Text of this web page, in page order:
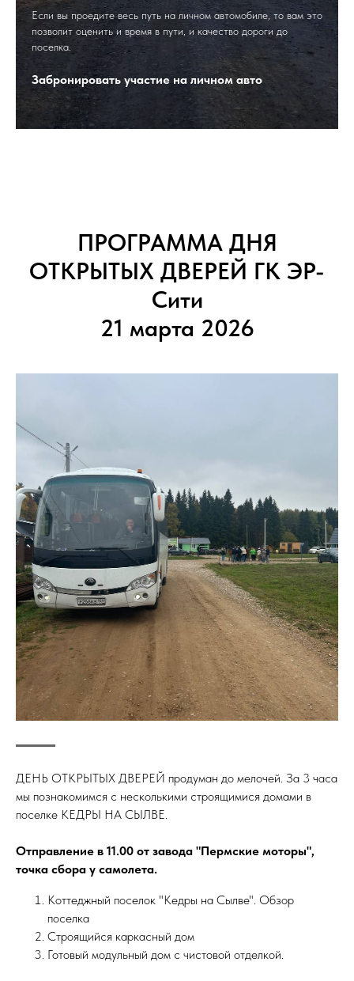
Если вы проедите весь путь на личном автомобиле, то вам это
позволит оценить и время в пути, и качество дороги до
поселка.
Забронировать участие на личном авто
ПРОГРАММА ДНЯ
ОТКРЫТЫХ ДВЕРЕЙ ГК ЭР-
Сити
21 марта 2026
ДЕНЬ ОТКРЫТЫХ ДВЕРЕЙ продуман до мелочей. За 3 часа
мы познакомимся с несколькими строящимися домами в
поселке КЕДРЫ НА СЫЛВЕ.
Отправление в 11.00 от завода "Пермские моторы",
точка сбора у самолета.
Коттеджный поселок "Кедры на Сылве". Обзор
поселка
Строящийся каркасный дом
Готовый модульный дом с чистовой отделкой.